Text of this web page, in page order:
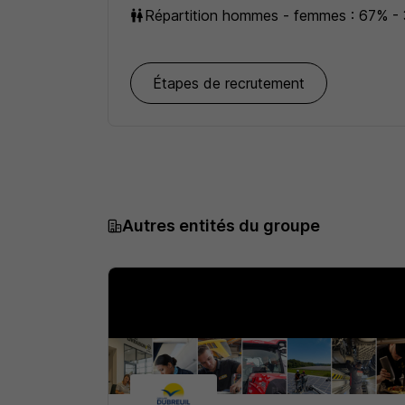
Répartition hommes - femmes : 67% -
Étapes de recrutement
Autres entités du groupe